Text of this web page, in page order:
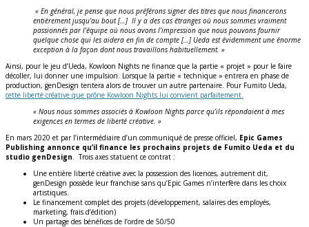
« En général, je pense que nous préférons signer des titres que nous financerons
entièrement jusqu’au bout […] Il y a des cas étranges où nous sommes vraiment
passionnés par l’équipe où nous avons l’impression que nous pouvons fournir
quelque chose qui les aidera en fin de compte […] Ueda est évidemment une énorme
exception à la façon dont nous travaillons habituellement. »
Ainsi, pour le jeu d’Ueda, Kowloon Nights ne finance que la partie « projet » pour le faire
décoller, lui donner une impulsion. Lorsque la partie « technique » entrera en phase de
production, genDesign tentera alors de trouver un autre partenaire. Pour Fumito Ueda,
cette liberté créative que prône Kowloon Nights lui convient parfaitement.
« Nous nous sommes associés à Kowloon Nights parce qu’ils répondaient à mes
exigences en termes de liberté créative. »
En mars 2020 et par l’intermédiaire d’un communiqué de presse officiel, Epic Games
Publishing annonce qu’il finance les prochains projets de Fumito Ueda et du
studio genDesign. Trois axes statuent ce contrat :
Une entière liberté créative avec la possession des licences, autrement dit,
genDesign possède leur franchise sans qu’Epic Games n’interfère dans les choix
artistiques.
Le financement complet des projets (développement, salaires des employés,
marketing, frais d’édition)
Un partage des bénéfices de l’ordre de 50/50